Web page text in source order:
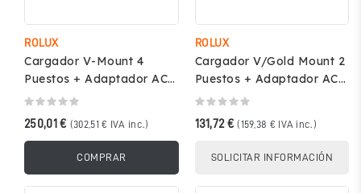
ROLUX
Cargador V-Mount 4
Puestos + Adaptador AC –
ROLUX RL-4KS
250,01 € (302,51 € IVA inc.)
COMPRAR
ROLUX
Cargador V/Gold Mount 2
Puestos + Adaptador AC –
ROLUX RL-2KS
131,72 € (159,38 € IVA inc.)
SOLICITAR INFORMACIÓN